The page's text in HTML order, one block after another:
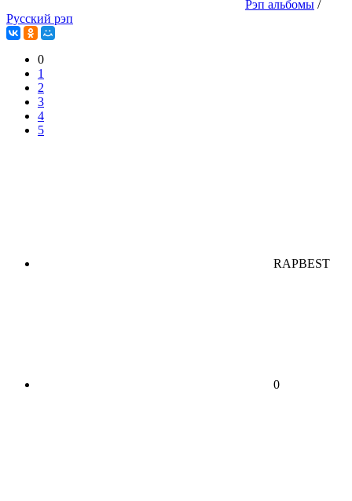
Рэп альбомы /
Русский рэп
0
1
2
3
4
5
RAPBEST
0